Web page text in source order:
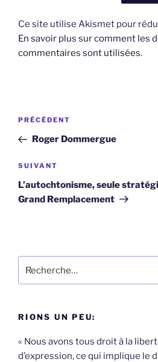
Ce site utilise Akismet pour
En savoir plus sur comment les
commentaires sont utilisées.
Navigation
l’article
Article
précédent
PRÉCÉDENT
Roger Dommergue
Article
suivant
SUIVANT
L’autochtonisme, seule
Grand Remplacement
pour
RIONS UN PEU:
« Nous avons tous droit à la
d’expression, ce qui implique le